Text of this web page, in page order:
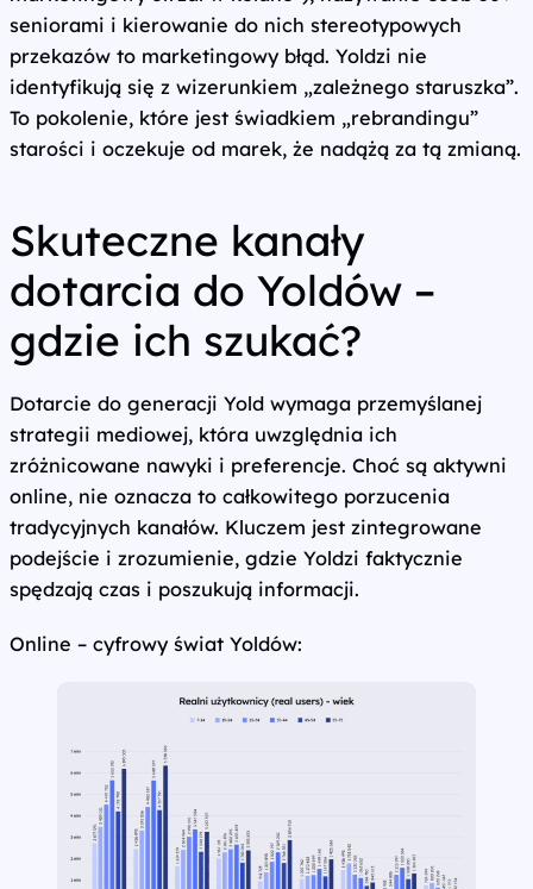
seniorami i kierowanie do nich stereotypowych
przekazów to marketingowy błąd. Yoldzi nie
identyfikują się z wizerunkiem „zależnego staruszka”.
To pokolenie, które jest świadkiem „rebrandingu”
starości i oczekuje od marek, że nadążą za tą zmianą.
Skuteczne kanały
dotarcia do Yoldów –
gdzie ich szukać?
Dotarcie do generacji Yold wymaga przemyślanej
strategii mediowej, która uwzględnia ich
zróżnicowane nawyki i preferencje. Choć są aktywni
online, nie oznacza to całkowitego porzucenia
tradycyjnych kanałów. Kluczem jest zintegrowane
podejście i zrozumienie, gdzie Yoldzi faktycznie
spędzają czas i poszukują informacji.
Online – cyfrowy świat Yoldów: